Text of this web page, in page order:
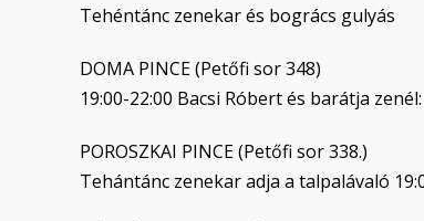
Tehéntánc zenekar és bogrács gulyás
DOMA PINCE (Petőfi sor 348)
19:00-22:00 Bacsi Róbert és barátja
POROSZKAI PINCE (Petőfi sor 338.)
Tehántánc zenekar adja a talpalávaló